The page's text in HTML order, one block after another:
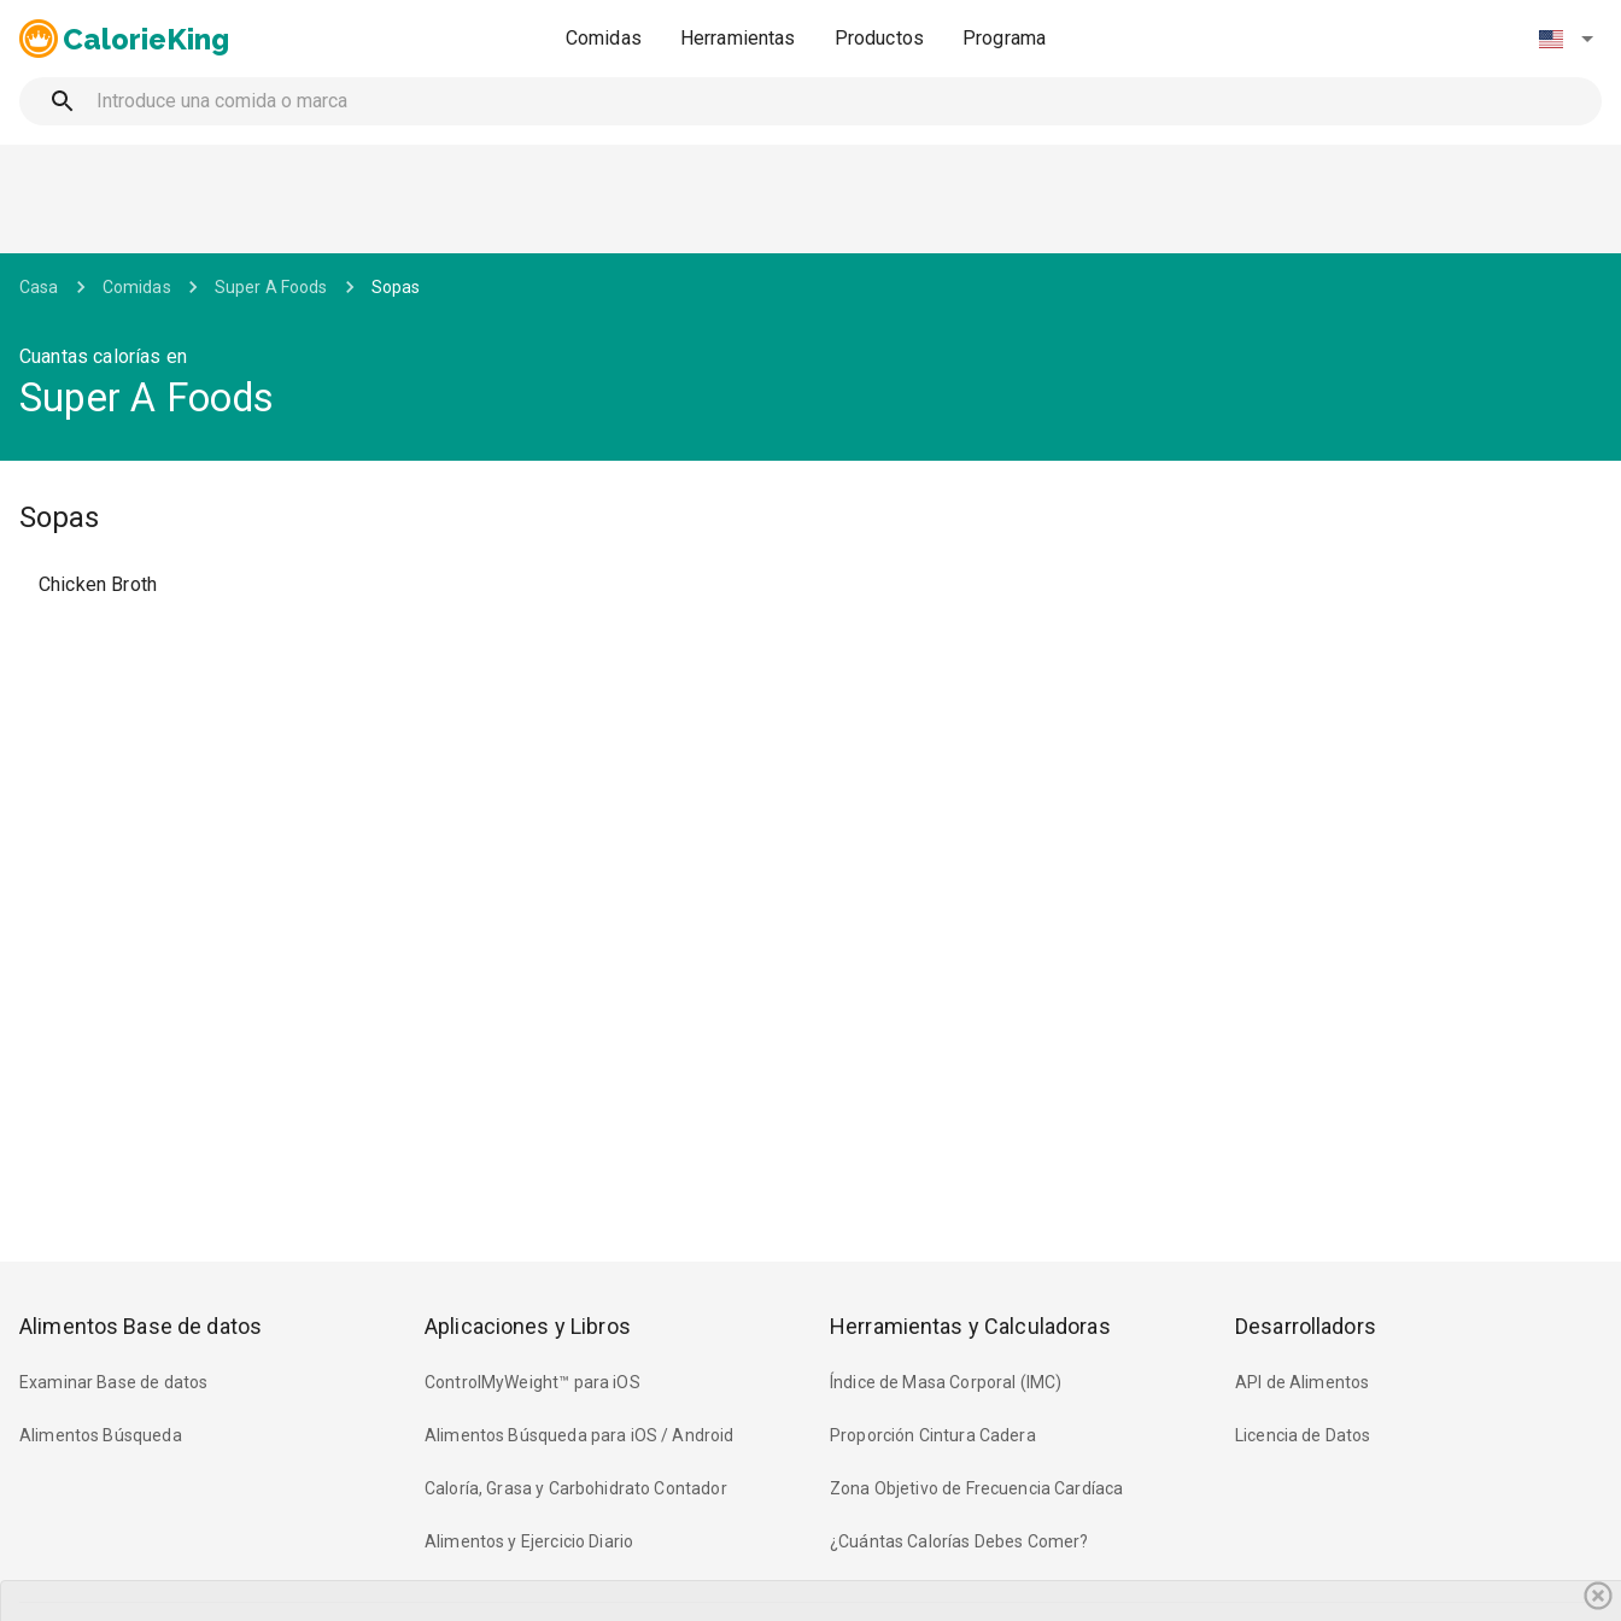
CalorieKing Comidas Herramientas Productos Programa
Casa Comidas Super A Foods Sopas
Cuantas calorías en
Super A Foods
Sopas
Chicken Broth
Alimentos Base de datos
Examinar Base de datos
Alimentos Búsqueda
Aplicaciones y Libros
ControlMyWeight™ para iOS
Alimentos Búsqueda para iOS / Android
Caloría, Grasa y Carbohidrato Contador
Alimentos y Ejercicio Diario
Herramientas y Calculadoras
Índice de Masa Corporal (IMC)
Proporción Cintura Cadera
Zona Objetivo de Frecuencia Cardíaca
¿Cuántas Calorías Debes Comer?
Desarrolladors
API de Alimentos
Licencia de Datos